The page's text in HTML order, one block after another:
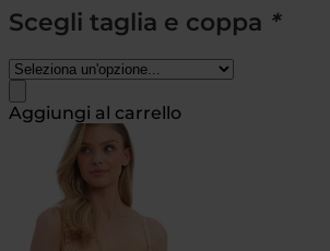
Scegli taglia e coppa *
Aggiungi al carrello